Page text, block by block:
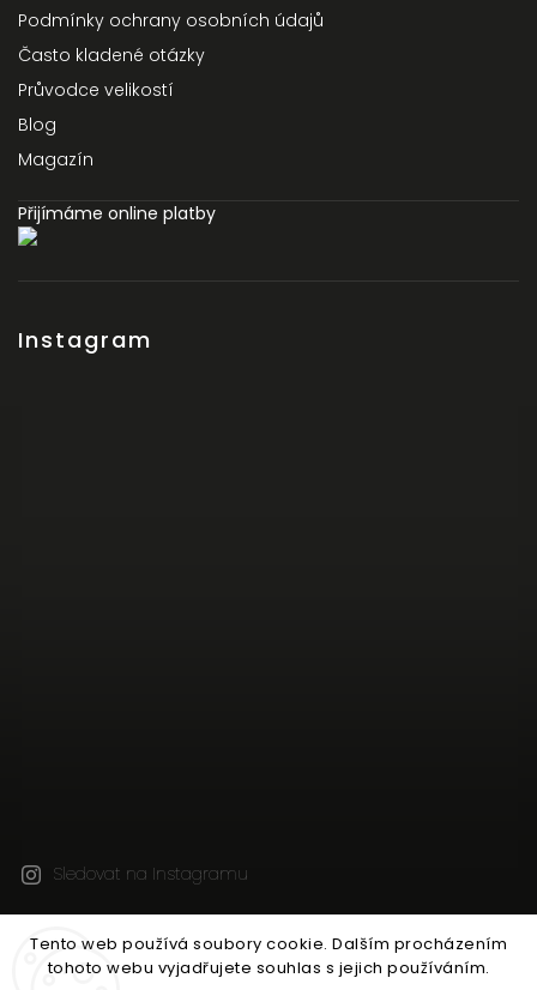
Tento web používá soubory cookie. Dalším procházením
tohoto webu vyjadřujete souhlas s jejich používáním.
Podmínky ochrany osobních údajů
Často kladené otázky
Průvodce velikostí
Blog
Magazín
Přijímáme online platby
Instagram
Sledovat na Instagramu
Copyright 2026Jen tak z lásky. Všechna práva
vyhrazena.